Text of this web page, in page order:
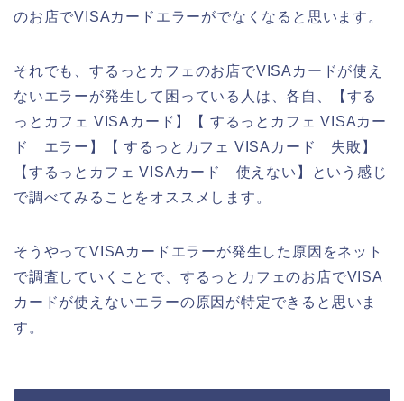
のお店でVISAカードエラーがでなくなると思います。
それでも、するっとカフェのお店でVISAカードが使え
ないエラーが発生して困っている人は、各自、【する
っとカフェ VISAカード】【 するっとカフェ VISAカー
ド エラー】【 するっとカフェ VISAカード 失敗】
【するっとカフェ VISAカード 使えない】という感じ
で調べてみることをオススメします。
そうやってVISAカードエラーが発生した原因をネット
で調査していくことで、するっとカフェのお店でVISA
カードが使えないエラーの原因が特定できると思いま
す。